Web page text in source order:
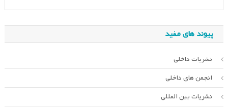
پیوند های مفید
نشریات داخلی
انجمن های داخلی
نشریات بین المللی